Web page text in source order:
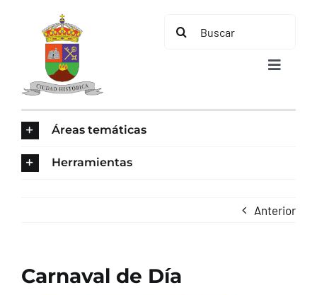
contenido
Buscar:
Toggle
Áreas temáticas
Herramientas
Anterior
Carnaval de Día